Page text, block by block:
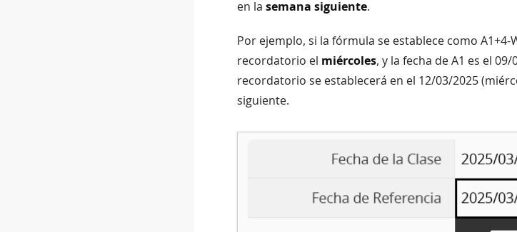
en la semana siguiente.
Por ejemplo, si la fórmula se establece como A1+4-
recordatorio el miércoles, y la fecha de A1 es el
recordatorio se establecerá en el 12/03/2025
siguiente.